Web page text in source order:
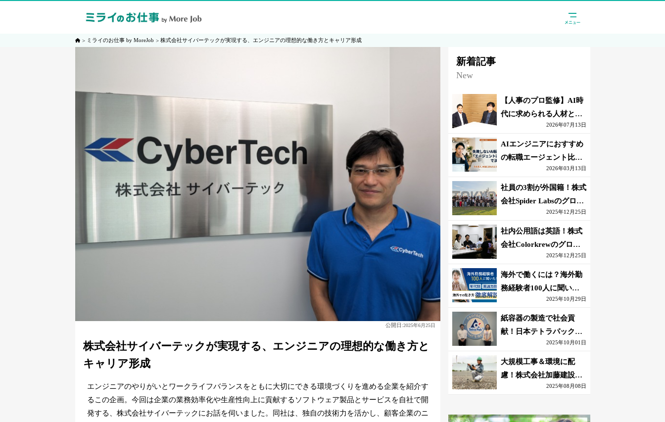
ミライのお仕事 by MoreJob 株式会社サイバーテックが実現する、エンジニアの理想的な働き方とキャリア形成
公開日:2025年6月25日
株式会社サイバーテックが実現する、エンジニアの理想的な働き方と
キャリア形成
エンジニアのやりがいとワークライフバランスをともに大切にできる環境づくりを進める企業を紹介す
るこの企画。今回は企業の業務効率化や生産性向上に貢献するソフトウェア製品とサービスを自社で開
発する、株式会社サイバーテックにお話を伺いました。同社は、独自の技術力を活かし、顧客企業のニ
新着記事
New
【人事のプロ監修】AI時
代に求められる人材と
は？「代替されない人」
の条件
2026年07月13日
AIエンジニアにおすすめ
の転職エージェント比較
｜失敗しない選び方【採
点表つき】
2026年03月13日
社員の3割が外国籍！株式
会社Spider Labsのグロー
2025年12月25日
社内公用語は英語！株式
会社Colorkrewのグロー
バルかつ若手が輝く環境
2025年12月25日
海外で働くには？海外勤
務経験者100人に聞いた
おすすめ職種｜英語話せ
ないOK求人はある？
2025年10月29日
紙容器の製造で社会貢
献！日本テトラパック株
式会社のグローバルな環
境
2025年10月01日
大規模工事＆環境に配
慮！株式会社加藤建設の
若手が語る現場監督の働
2025年08月08日